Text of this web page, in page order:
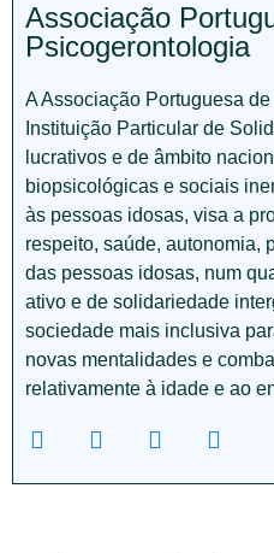
Associação
Psicogerontologia
A Associação Portuguesa
Instituição Particular de
lucrativos e de âmbito
biopsicológicas e sociais
às pessoas idosas, visa a
respeito, saúde, autonomia,
das pessoas idosas, num
ativo e de solidariedade
sociedade mais inclusiva
novas mentalidades e
relativamente à idade e ao